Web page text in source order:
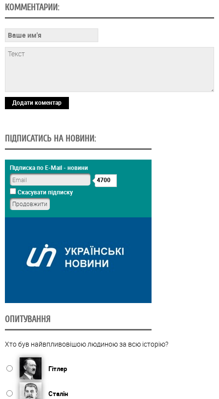
КОММЕНТАРИИ:
Додати коментар
ПІДПИСАТИСЬ НА НОВИНИ:
Підписка по E-Mail - новини
4700
Скасувати підписку
ОПИТУВАННЯ
Хто був найвпливовішою людиною за всю історію?
Гітлер
Сталін